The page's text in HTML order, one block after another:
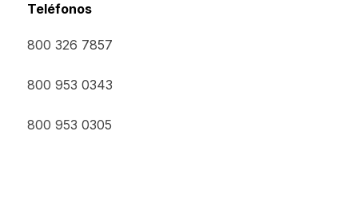
Teléfonos
800 326 7857
800 953 0343
800 953 0305